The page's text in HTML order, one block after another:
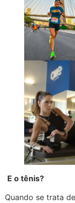
E o tênis?
Quando se trata